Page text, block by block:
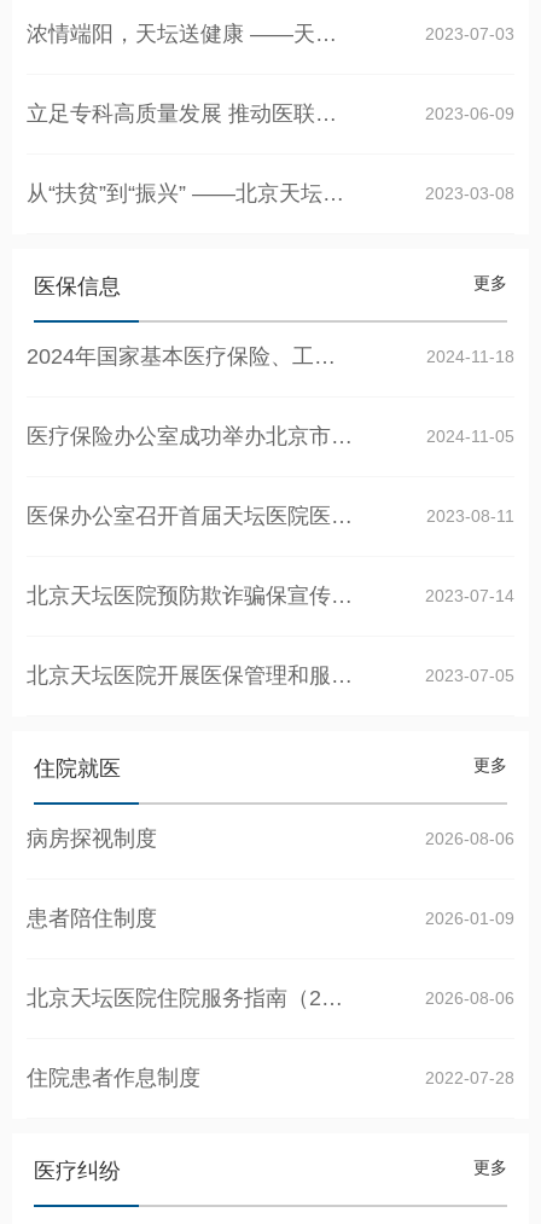
2023-07-03
浓情端阳，天坛送健康 ——天坛医院在南磨房…
2023-06-09
立足专科高质量发展 推动医联体协作共赢——…
2023-03-08
从“扶贫”到“振兴” ——北京天坛医院落实…
更多
医保信息
2024-11-18
2024年国家基本医疗保险、工伤保险和生育保…
2024-11-05
医疗保险办公室成功举办北京市医保局执法处…
2023-08-11
医保办公室召开首届天坛医院医保高质量发展…
2023-07-14
北京天坛医院预防欺诈骗保宣传月 ——医保办…
2023-07-05
北京天坛医院开展医保管理和服务创新年启动…
更多
住院就医
2026-08-06
病房探视制度
2026-01-09
患者陪住制度
2026-08-06
北京天坛医院住院服务指南（2023年版）
2022-07-28
住院患者作息制度
更多
医疗纠纷